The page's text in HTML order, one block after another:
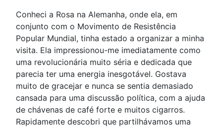
Conheci a Rosa na Alemanha, onde ela, em
conjunto com o Movimento de Resistência
Popular Mundial, tinha estado a organizar a minha
visita. Ela impressionou-me imediatamente como
uma revolucionária muito séria e dedicada que
parecia ter uma energia inesgotável. Gostava
muito de gracejar e nunca se sentia demasiado
cansada para uma discussão política, com a ajuda
de chávenas de café forte e muitos cigarros.
Rapidamente descobri que partilhávamos uma